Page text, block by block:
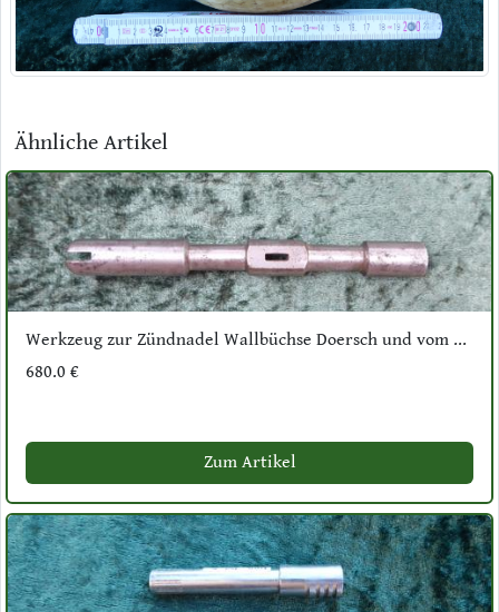
Ähnliche Artikel
Werkzeug zur Zündnadel Wallbüchse Doersch und vom ...
680.0 €
Zum Artikel